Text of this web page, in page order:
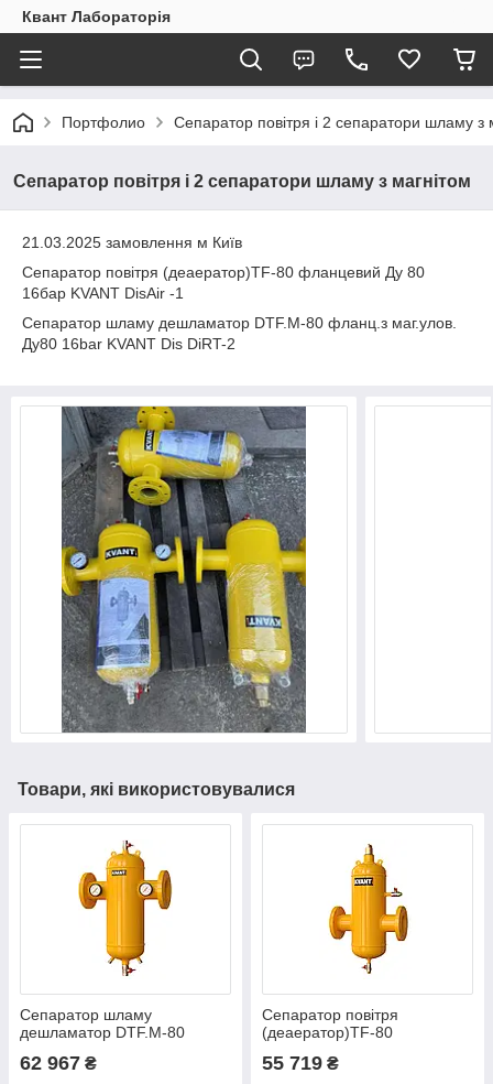
Квант Лабораторія
Портфолио Сепаратор повітря і 2 сепаратори шламу з
Сепаратор повітря і 2 сепаратори шламу з магнітом
21.03.2025 замовлення м Київ
Сепаратор повітря (деаератор)ТF-80 фланцевий Ду 80
16бар KVANT DisAir -1
Сепаратор шламу дешламатор DTF.M-80 фланц.з маг.улов.
Ду80 16bar KVANT Dis DiRT-2
Товари, які використовувалися
Сепаратор шламу
дешламатор DTF.M-80
16bar KVANT Dis DiRT
62 967 ₴
Сепаратор повітря
(деаератор)ТF-80
KVANT DisAir
55 719 ₴